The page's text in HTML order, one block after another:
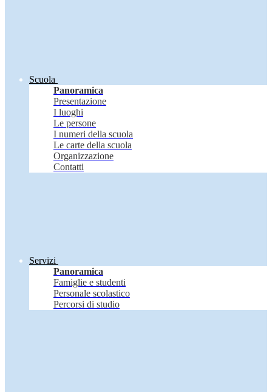
Scuola
Panoramica
Presentazione
I luoghi
Le persone
I numeri della scuola
Le carte della scuola
Organizzazione
Contatti
Servizi
Panoramica
Famiglie e studenti
Personale scolastico
Percorsi di studio